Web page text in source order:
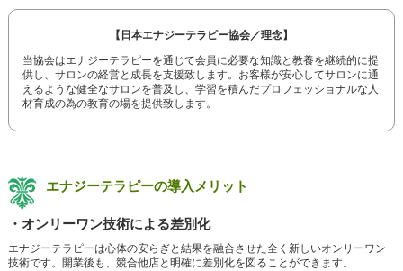
【日本エナジーテラピー協会／理念】
当協会はエナジーテラピーを通じて会員に必要な知識と教養を継続的に提
供し、サロンの経営と成長を支援致します。お客様が安心してサロンに通
えるような健全なサロンを普及し、学習を積んだプロフェッショナルな人
材育成の為の教育の場を提供致します。
エナジーテラピーの導入メリット
・オンリーワン技術による差別化
エナジーテラピーは心体の安らぎと結果を融合させた全く新しいオンリーワン
技術です。開業後も、競合他店と明確に差別化を図ることができます。